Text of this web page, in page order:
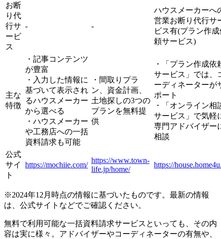
お断
り代
行サ
ービ
ス
- -
ハウスメーカーへ
営業お断り代行サ
ビス有(プラン作
頼サービス)
主な
特徴
・記事コンテンツ
が豊富
・入力した情報に
基づいて表示され
るハウスメーカー
から選べる
・ハウスメーカー
や工務店への一括
資料請求も可能
・間取りプラ
ン、資金計画、
土地探しの3つの
プランを無料提
供
・「プラン作成依
サービス」では、
ーディネーターが
ポート
・「オンライン相
サービス」で気軽
専門アドバイザー
相談
公式
サイ
ト
https://mochiie.com/
https://www.town-
life.jp/home/
https://
※2024年12月時点の情報に基づいたものです。最新の情報
は、公式サイトなどでご確認ください。
無料で利用可能な一括資料請求サービスといっても、その内
容は実に様々。アドバイザーやコーディネーターの有無や、